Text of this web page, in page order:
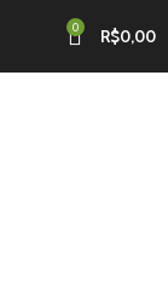
0 R$0,00